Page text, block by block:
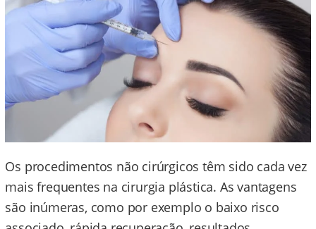
Os procedimentos não cirúrgicos têm sido cada vez
mais frequentes na cirurgia plástica. As vantagens
são inúmeras, como por exemplo o baixo risco